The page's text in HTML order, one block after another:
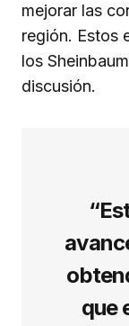
mejorar las
región. Estos
los
discusión.
que